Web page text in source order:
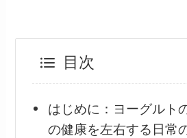
目次
はじめに：ヨーグル
の健康を左右する日常